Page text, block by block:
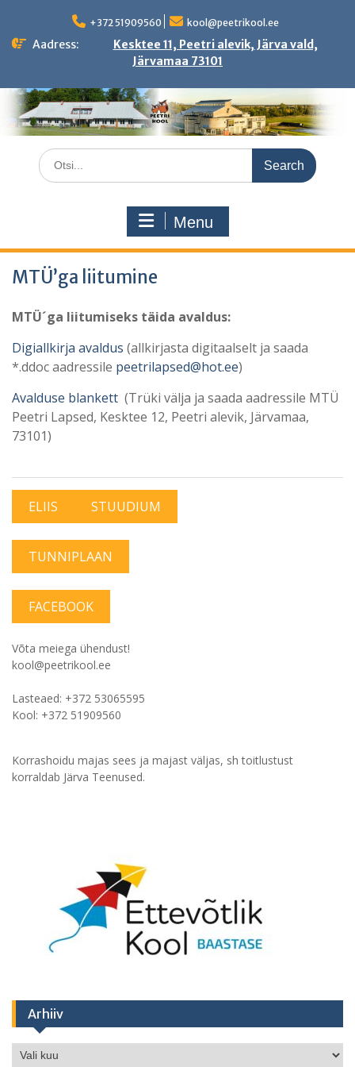
content
+372 51909560 kool@peetrikool.ee
Aadress:
Kesktee 11, Peetri alevik, Järva vald,
Järvamaa 73101
Search
for:
Menu
MTÜ’ga liitumine
MTÜ´ga liitumiseks täida avaldus:
Digiallkirja avaldus (allkirjasta digitaalselt ja saada
*.ddoc aadressile peetrilapsed@hot.ee)
Avalduse blankett (Trüki välja ja saada aadressile MTÜ
Peetri Lapsed, Kesktee 12, Peetri alevik, Järvamaa,
73101)
ELIIS STUUDIUM
TUNNIPLAAN
FACEBOOK
Võta meiega ühendust!
kool@peetrikool.ee
Lasteaed: +372 53065595
Kool: +372 51909560
Korrashoidu majas sees ja majast väljas, sh toitlustust
korraldab Järva Teenused.
Arhiiv
Arhiiv